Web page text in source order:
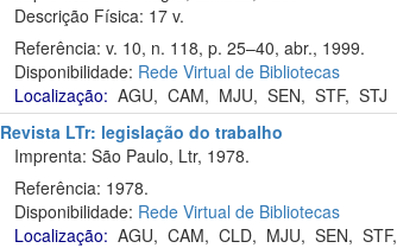
Descrição Física: 17 v.
Referência: v. 10, n. 118, p. 25–40, abr., 1999.
Disponibilidade: Rede Virtual de Bibliotecas
Localização: AGU, CAM, MJU, SEN, STF, STJ
Revista LTr: legislação do trabalho
Imprenta: São Paulo, Ltr, 1978.
Referência: 1978.
Disponibilidade: Rede Virtual de Bibliotecas
Localização: AGU, CAM, CLD, MJU, SEN, STF,